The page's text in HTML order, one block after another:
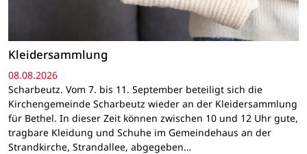
Kleidersammlung
08.08.2026
Scharbeutz. Vom 7. bis 11. September beteiligt sich die
Kirchengemeinde Scharbeutz wieder an der Kleidersammlung
für Bethel. In dieser Zeit können zwischen 10 und 12 Uhr gute,
tragbare Kleidung und Schuhe im Gemeindehaus an der
Strandkirche, Strandallee, abgegeben…